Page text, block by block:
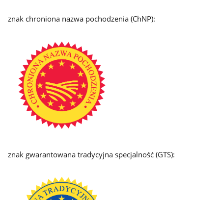
znak chroniona nazwa pochodzenia (ChNP):
znak gwarantowana tradycyjna specjalność (GTS):